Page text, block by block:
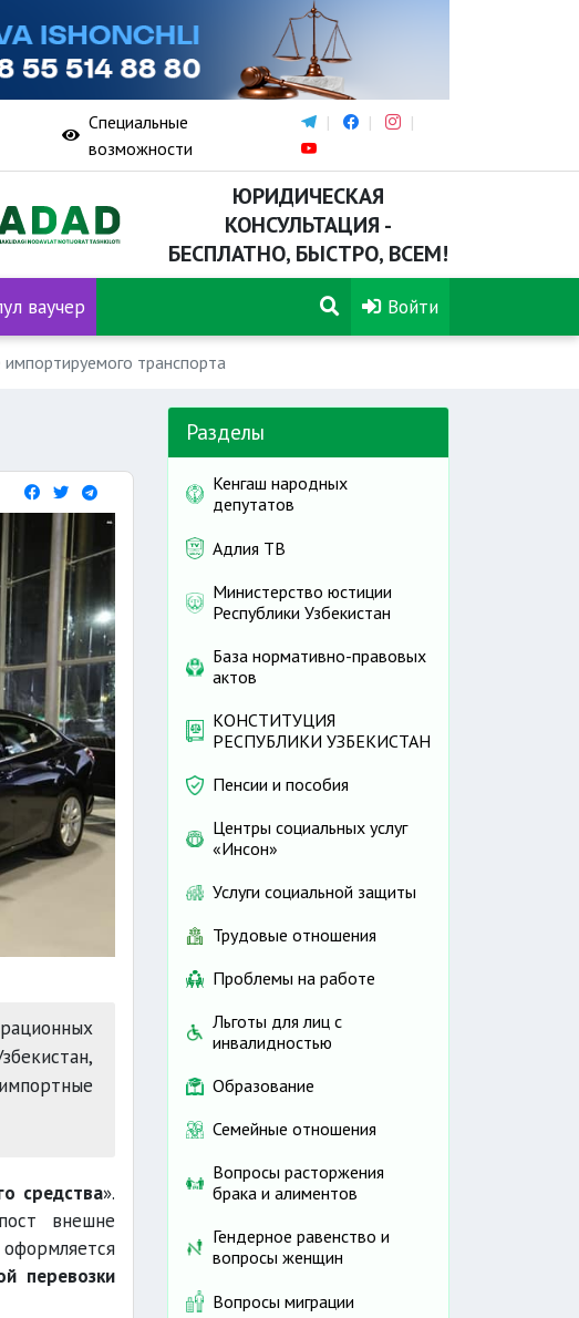
Специальные
возможности
ЮРИДИЧЕСКАЯ
КОНСУЛЬТАЦИЯ -
БЕСПЛАТНО, БЫСТРО, ВСЕМ!
ваучер Войти
транспорта
средства».
внешне
перевозки
Разделы
Кенгаш народных
депутатов
Адлия ТВ
Министерство юстиции
Республики Узбекистан
База нормативно-правовых
актов
КОНСТИТУЦИЯ
РЕСПУБЛИКИ УЗБЕКИСТАН
Пенсии и пособия
Центры социальных услуг
«Инсон»
Услуги социальной защиты
Трудовые отношения
Проблемы на работе
Льготы для лиц с
инвалидностью
Образование
Семейные отношения
Вопросы расторжения
брака и алиментов
Гендерное равенство и
вопросы женщин
Вопросы миграции